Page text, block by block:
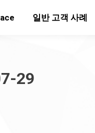
일반 고객 사례
29